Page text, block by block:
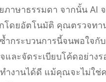
าษาธรรมดา จากนั้น AI
โดยอัตโนมัติ คุณตรวจทา
ำกระบวนการนี้จนพอใจกั
และจัดระเบียบโค้ดอย่าง
ำงานได้ดี แม้คุณจะไม่ใช่